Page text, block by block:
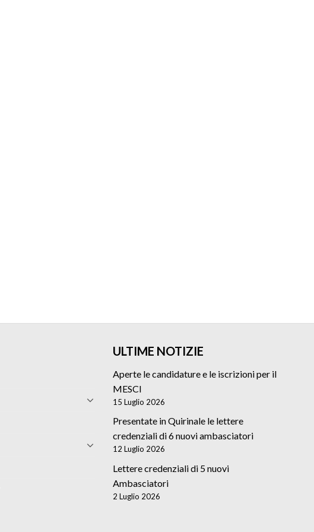
ULTIME NOTIZIE
Aperte le candidature e le iscrizioni per il
MESCI
15 Luglio 2026
Presentate in Quirinale le lettere
credenziali di 6 nuovi ambasciatori
12 Luglio 2026
Lettere credenziali di 5 nuovi
Ambasciatori
2 Luglio 2026